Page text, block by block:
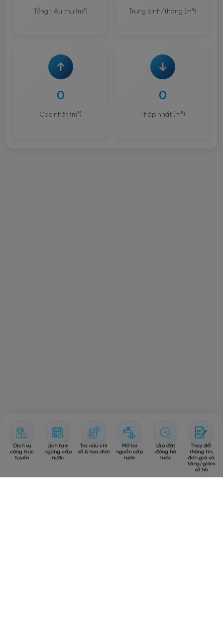
Tổng tiêu thụ (m³) Trung bình/tháng (m³)
0
Cao nhất (m³)
0
Thấp nhất (m³)
Dịch vụ
công trực
tuyến
Lịch tạm
ngừng cấp
nước
Tra cứu chỉ
số & hóa đơn
Mở lại
nguồn cấp
nước
Lắp đặt
đồng hồ
nước
Thay đổi
thông tin,
đơn giá và
tăng/giảm
số hộ